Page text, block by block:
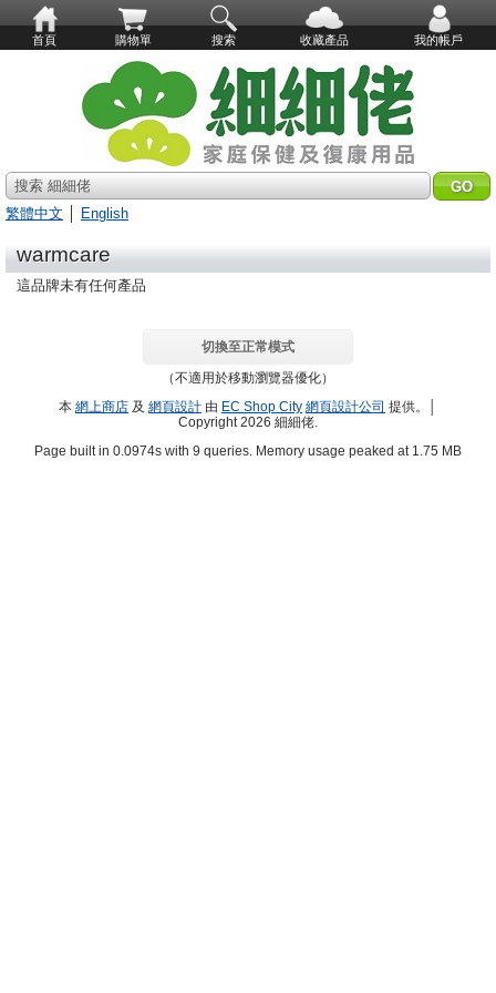
首頁 購物單 搜索 收藏產品 我的帳戶
搜索 細細佬
繁體中文
English
warmcare
這品牌未有任何產品
切換至正常模式
（不適用於移動瀏覽器優化）
本 網上商店 及 網頁設計 由 EC Shop City 網頁設計公司 提供。│
Copyright 2026 細細佬.
Page built in 0.0974s with 9 queries. Memory usage peaked at 1.75 MB